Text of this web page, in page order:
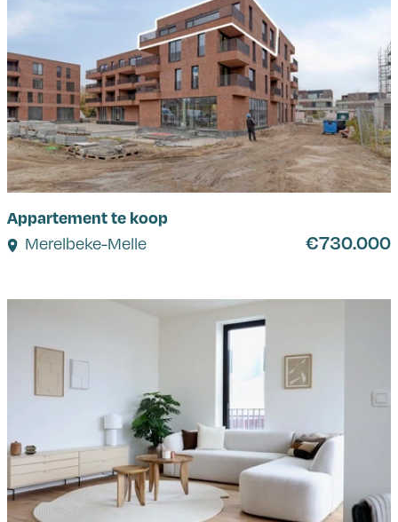
Appartement te koop
Merelbeke-Melle €730.000